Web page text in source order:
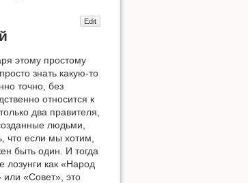
Edit
этому простому
знать какую-то
точно, без
относится к
два правителя,
людьми,
что если мы хотим,
быть один. И тогда
лозунги как «Народ
или «Совет», это